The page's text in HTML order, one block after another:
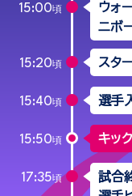
15:00頃 ウォ
ニボ
15:20頃 スタ
15:40頃 選手
15:50頃 キッ
17:35頃
試合